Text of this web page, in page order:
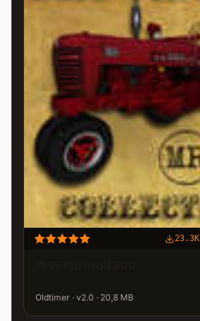
23.3K
Oldtimer · v2.0 · 20,8 MB